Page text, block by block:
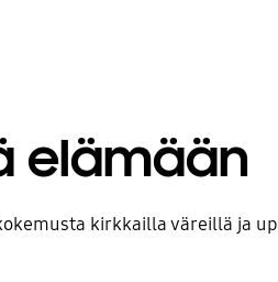
elämään
kirkkailla väreillä ja